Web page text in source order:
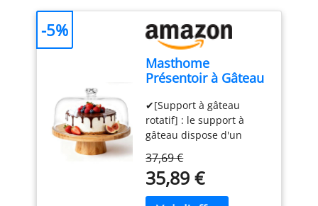
Masthome
Présentoir à Gâteau
Couvercle, 6in1
Cloche à Gâteaux
Multifonctionelle,
Support Gâteau en
Bois Rotatif pour
Pâtisserie/Desserts
✔[Support à gâteau
rotatif] : le support à
gâteau dispose d'un
qui vous permet d'ajuster
facilement la position du
gâteau. Vous pouvez voir
37,69 €
35,89 €
-5%